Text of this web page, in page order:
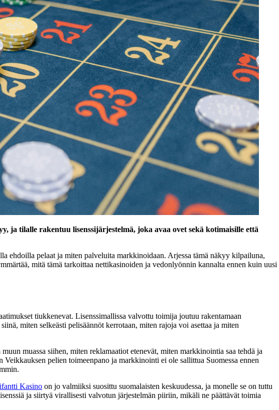
ja tilalle rakentuu lisenssijärjestelmä, joka avaa ovet sekä kotimaisille että
ehdoilla pelaat ja miten palveluita markkinoidaan. Arjessa tämä näkyy kilpailuna,
mitä tämä tarkoittaa nettikasinoiden ja vedonlyönnin kannalta ennen kuin uusi
tiukkenevat. Lisenssimallissa valvottu toimija joutuu rakentamaan
miten selkeästi pelisäännöt kerrotaan, miten rajoja voi asettaa ja miten
muassa siihen, miten reklamaatiot etenevät, miten markkinointia saa tehdä ja
pelien toimeenpano ja markkinointi ei ole sallittua Suomessa ennen
Kasino on jo valmiiksi suosittu suomalaisten keskuudessa, ja monelle se on tuttu
ja siirtyä virallisesti valvotun järjestelmän piiriin, mikäli ne päättävät toimia